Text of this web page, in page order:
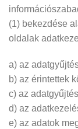
(1) bekezdése
oldalak
a) az
b) az érintettek
c) az
d) az
e) az adatok